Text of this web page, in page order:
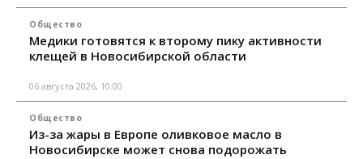
Общество
Медики готовятся к второму пику активности
клещей в Новосибирской области
06 августа 2026, 10:00
Общество
Из-за жары в Европе оливковое масло в
Новосибирске может снова подорожать